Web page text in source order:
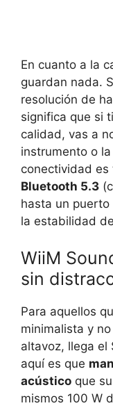
En cuanto a la
guardan nada.
resolución de
significa que si
calidad, vas a
instrumento o
conectividad
Bluetooth 5.3
hasta un puerto
la estabilidad
WiiM
sin
Para aquellos
minimalista y
altavoz, llega el
aquí es que
acústico que
mismos 100 W